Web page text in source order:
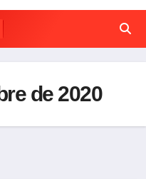
de 2020